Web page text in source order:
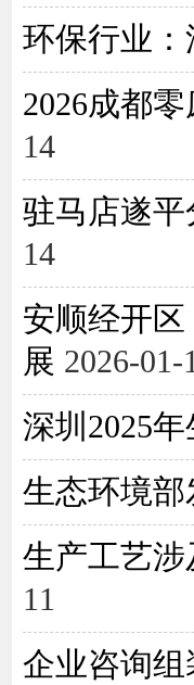
环保行业
2026成都
14
驻马店遂平
14
安顺经开
展 2026-01-
深圳2025
生态环境
生产工艺
11
企业咨询